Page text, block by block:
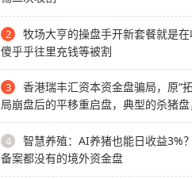
2
牧场大亨的操盘手开新套餐就是
傻乎乎往里充钱等被割
3
香港瑞丰汇资本资金盘骗局，原“
局崩盘后的平移重启盘，典型的杀猪盘
4
智慧养殖：AI养猪也能日收益3%
备案都没有的境外资金盘